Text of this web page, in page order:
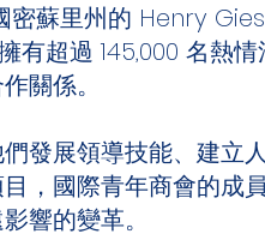
密蘇里州的 Henry
有超過 145,000 名熱
關係。
發展領導技能、建立
，國際青年商會的成
響的變革。